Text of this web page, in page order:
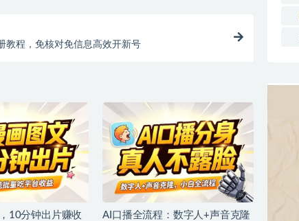
教程，免核对免信息高效开新号
10分钟出片赚收
AI口播全流程：数字人+声音克隆